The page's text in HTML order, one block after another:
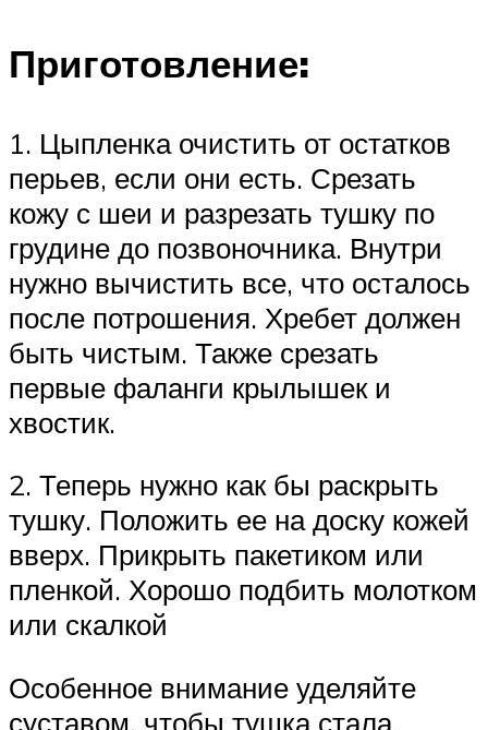
Приготовление:
1. Цыпленка очистить от остатков
перьев, если они есть. Срезать
кожу с шеи и разрезать тушку по
грудине до позвоночника. Внутри
нужно вычистить все, что осталось
после потрошения. Хребет должен
быть чистым. Также срезать
первые фаланги крылышек и
хвостик.
2. Теперь нужно как бы раскрыть
тушку. Положить ее на доску кожей
вверх. Прикрыть пакетиком или
пленкой. Хорошо подбить молотком
или скалкой
Особенное внимание уделяйте
суставом, чтобы тушка стала